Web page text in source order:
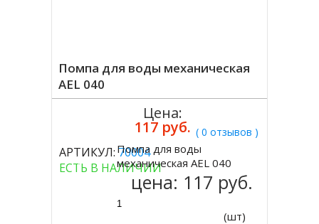
Помпа для воды механическая
AEL 040
( 0 отзывов )
АРТИКУЛ:70004
ЕСТЬ В НАЛИЧИИ
Цена:
117 руб.
Купить
Помпа для воды
механическая AEL 040
цена: 117 руб.
(шт)